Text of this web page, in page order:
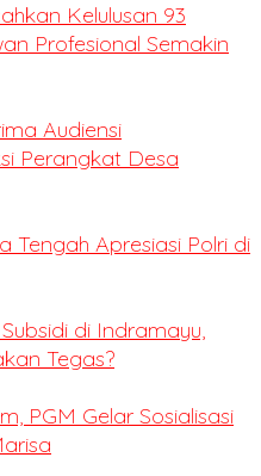
Kelulusan 93
Profesional Semakin
Audiensi
Perangkat Desa
Tengah Apresiasi Polri di
di Indramayu,
Tegas?
PGM Gelar Sosialisasi